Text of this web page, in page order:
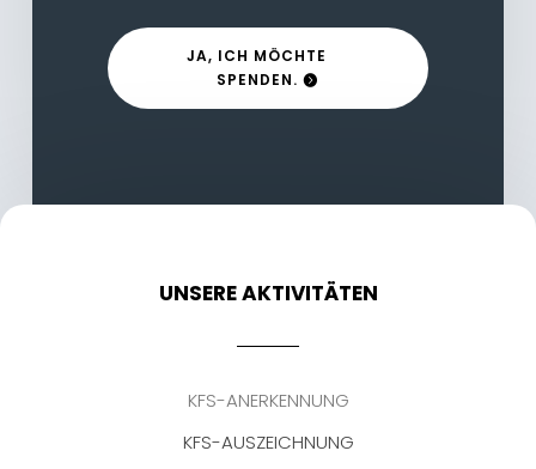
JA, ICH MÖCHTE
SPENDEN.
UNSERE AKTIVITÄTEN
KFS-ANERKENNUNG
KFS-AUSZEICHNUNG